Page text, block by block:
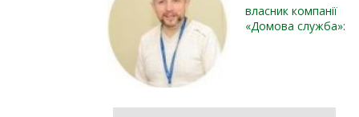
власник компанії
«Домова служба»: